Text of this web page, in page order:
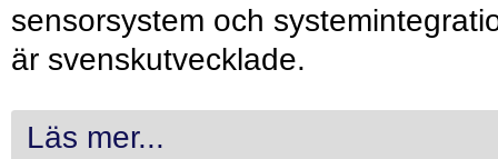
sensorsystem och
är svenskutvecklade.
Läs mer...